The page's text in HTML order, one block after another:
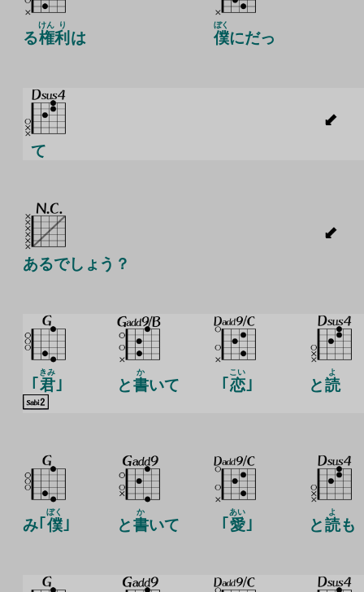
る権
けん
利
り
は 僕
ぼく
にだっ
て
あるでしょう？
｢ 君
きみ
｣ と書
か
いて ｢ 恋
こい
｣ と読
よ
み｢ 僕
ぼく
｣ と書
か
いて ｢ 愛
あい
｣ と読
よ
も